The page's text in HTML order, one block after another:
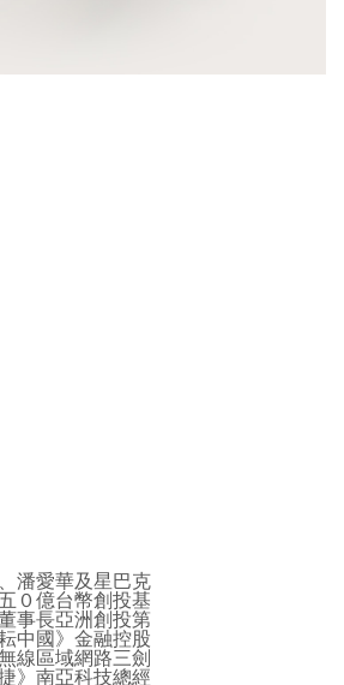
潘愛華及星巴克
０億台幣創投基
事長亞洲創投第
中國》金融控股
線區域網路三劍
》南亞科技總經